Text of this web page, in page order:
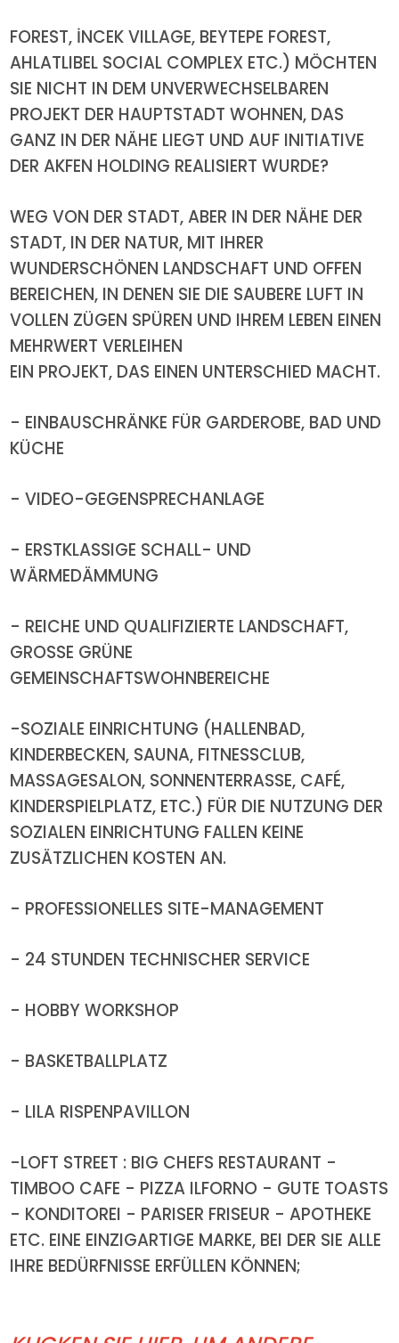
FOREST, İNCEK VILLAGE, BEYTEPE FOREST,
AHLATLIBEL SOCIAL COMPLEX ETC.) MÖCHTEN
SIE NICHT IN DEM UNVERWECHSELBAREN
PROJEKT DER HAUPTSTADT WOHNEN, DAS
GANZ IN DER NÄHE LIEGT UND AUF INITIATIVE
DER AKFEN HOLDING REALISIERT WURDE?
WEG VON DER STADT, ABER IN DER NÄHE DER
STADT, IN DER NATUR, MIT IHRER
WUNDERSCHÖNEN LANDSCHAFT UND OFFEN
BEREICHEN, IN DENEN SIE DIE SAUBERE LUFT IN
VOLLEN ZÜGEN SPÜREN UND IHREM LEBEN EINEN
MEHRWERT VERLEIHEN
EIN PROJEKT, DAS EINEN UNTERSCHIED MACHT.
- EINBAUSCHRÄNKE FÜR GARDEROBE, BAD UND
KÜCHE
- VIDEO-GEGENSPRECHANLAGE
- ERSTKLASSIGE SCHALL- UND
WÄRMEDÄMMUNG
- REICHE UND QUALIFIZIERTE LANDSCHAFT,
GROSSE GRÜNE
GEMEINSCHAFTSWOHNBEREICHE
-SOZIALE EINRICHTUNG (HALLENBAD,
KINDERBECKEN, SAUNA, FITNESSCLUB,
MASSAGESALON, SONNENTERRASSE, CAFÉ,
KINDERSPIELPLATZ, ETC.) FÜR DIE NUTZUNG DER
SOZIALEN EINRICHTUNG FALLEN KEINE
ZUSÄTZLICHEN KOSTEN AN.
- PROFESSIONELLES SITE-MANAGEMENT
- 24 STUNDEN TECHNISCHER SERVICE
- HOBBY WORKSHOP
- BASKETBALLPLATZ
- LILA RISPENPAVILLON
-LOFT STREET : BIG CHEFS RESTAURANT -
TIMBOO CAFE - PIZZA ILFORNO - GUTE TOASTS
- KONDITOREI - PARISER FRISEUR - APOTHEKE
ETC. EINE EINZIGARTIGE MARKE, BEI DER SIE ALLE
IHRE BEDÜRFNISSE ERFÜLLEN KÖNNEN;